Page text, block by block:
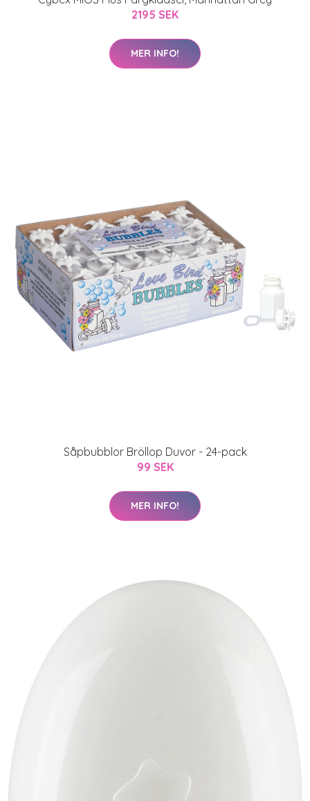
2195 SEK
MER INFO!
Såpbubblor Bröllop Duvor - 24-pack
99 SEK
MER INFO!